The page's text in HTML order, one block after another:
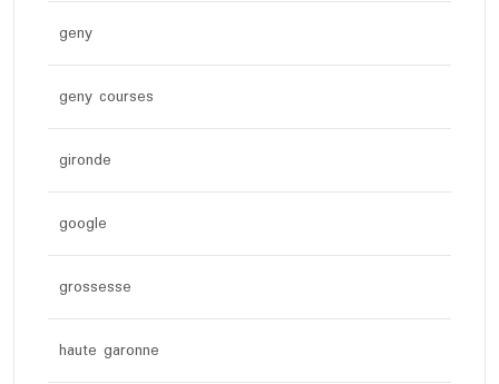
geny
geny courses
gironde
google
grossesse
haute garonne